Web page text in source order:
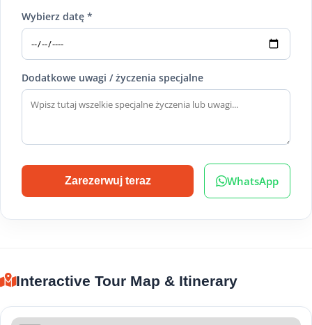
Wybierz datę *
Dodatkowe uwagi / życzenia specjalne
Zarezerwuj teraz WhatsApp
Interactive Tour Map & Itinerary